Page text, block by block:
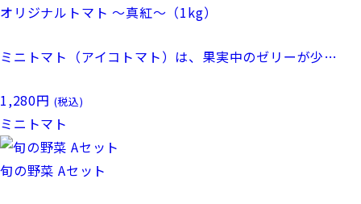
オリジナルトマト 〜真紅〜（1kg）
ミニトマト（アイコトマト）は、果実中のゼリーが少…
1,280円 (税込)
ミニトマト
旬の野菜 Aセット